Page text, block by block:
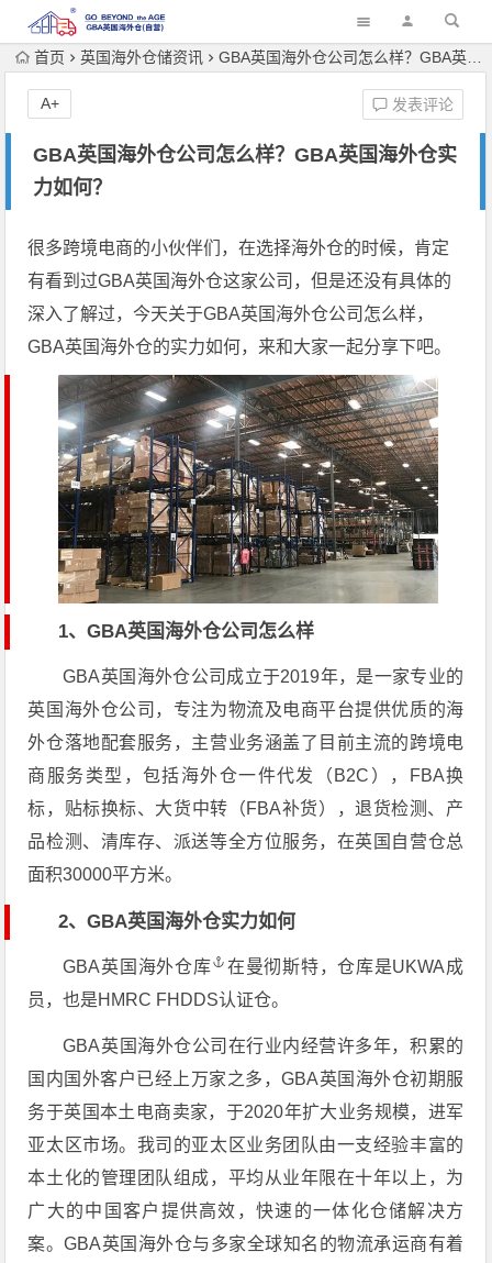
首页 英国海外仓储资讯 GBA英国海外仓公司怎么样？GBA英国海外仓实力如何？
GBA英国海外仓公司怎么样？GBA英国海外仓实
力如何？
发表评论
A+
很多跨境电商的小伙伴们，在选择海外仓的时候，肯定
有看到过GBA英国海外仓这家公司，但是还没有具体的
深入了解过，今天关于GBA英国海外仓公司怎么样，
GBA英国海外仓的实力如何，来和大家一起分享下吧。
1、GBA英国海外仓公司怎么样
GBA英国海外仓公司成立于2019年，是一家专业的
英国海外仓公司，专注为物流及电商平台提供优质的海
外仓落地配套服务，主营业务涵盖了目前主流的跨境电
商服务类型，包括海外仓一件代发（B2C），FBA换
标，贴标换标、大货中转（FBA补货），退货检测、产
品检测、清库存、派送等全方位服务，在英国自营仓总
面积30000平方米。
2、GBA英国海外仓实力如何
GBA英国海外仓库
在曼彻斯特，仓库是UKWA成
员，也是HMRC FHDDS认证仓。
GBA英国海外仓公司在行业内经营许多年，积累的
国内国外客户已经上万家之多，GBA英国海外仓初期服
务于英国本土电商卖家，于2020年扩大业务规模，进军
亚太区市场。我司的亚太区业务团队由一支经验丰富的
本土化的管理团队组成，平均从业年限在十年以上，为
广大的中国客户提供高效，快速的一体化仓储解决方
案。GBA英国海外仓与多家全球知名的物流承运商有着